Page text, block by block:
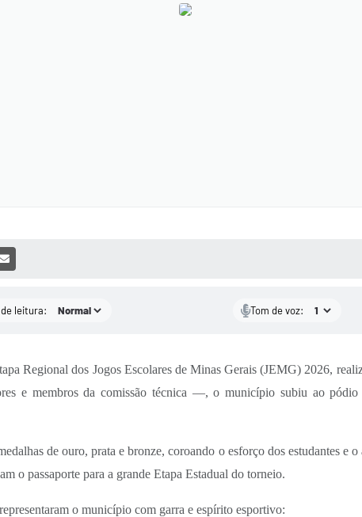
MÍDIAS
leitura: Tom de voz:
Regional dos Jogos Escolares de Minas Gerais (JEMG) 2026,
e membros da comissão técnica —, o município subiu ao
de ouro, prata e bronze, coroando o esforço dos estudantes e
o passaporte para a grande Etapa Estadual do torneio.
o município com garra e espírito esportivo: